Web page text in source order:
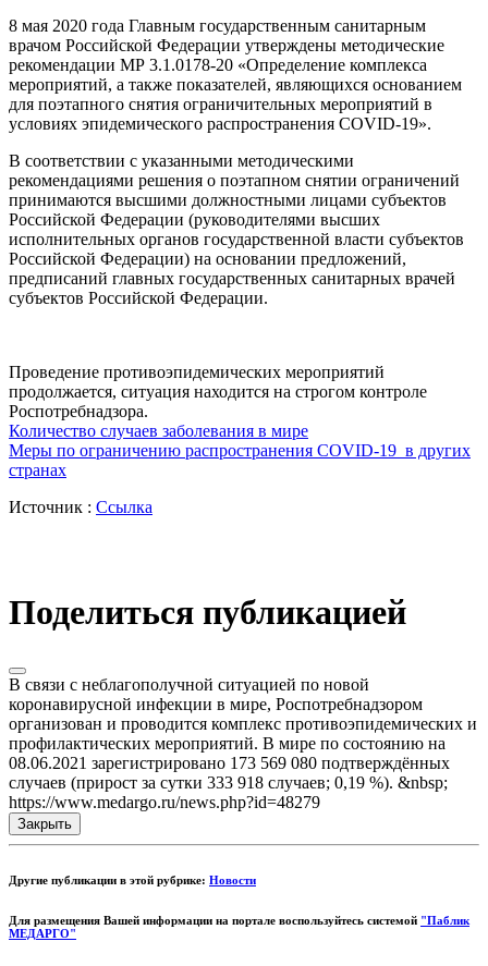
8 мая 2020 года Главным государственным санитарным
врачом Российской Федерации утверждены методические
рекомендации МР 3.1.0178-20 «Определение комплекса
мероприятий, а также показателей, являющихся основанием
для поэтапного снятия ограничительных мероприятий в
условиях эпидемического распространения COVID-19».
В соответствии с указанными методическими
рекомендациями решения о поэтапном снятии ограничений
принимаются высшими должностными лицами субъектов
Российской Федерации (руководителями высших
исполнительных органов государственной власти субъектов
Российской Федерации) на основании предложений,
предписаний главных государственных санитарных врачей
субъектов Российской Федерации.
Проведение противоэпидемических мероприятий
продолжается, ситуация находится на строгом контроле
Роспотребнадзора.
Количество случаев заболевания в мире
Меры по ограничению распространения COVID-19 в других
странах
Источник : Ссылка
Поделиться публикацией
В связи с неблагополучной ситуацией по новой
коронавирусной инфекции в мире, Роспотребнадзором
организован и проводится комплекс противоэпидемических и
профилактических мероприятий. В мире по состоянию на
08.06.2021 зарегистрировано 173 569 080 подтверждённых
случаев (прирост за сутки 333 918 случаев; 0,19 %). &nbsp;
https://www.medargo.ru/news.php?id=48279
Закрыть
Другие публикации в этой рубрике: Новости
Для размещения Вашей информации на портале воспользуйтесь системой "Паблик
МЕДАРГО"